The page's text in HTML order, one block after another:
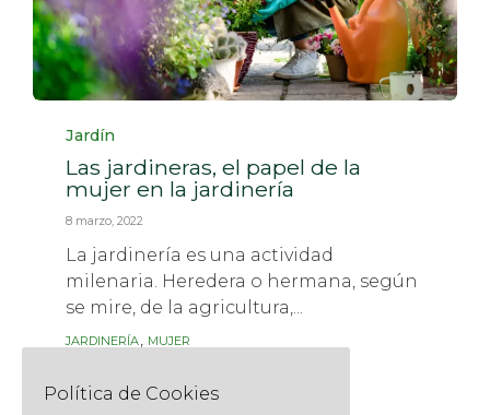
Category
Jardín
Las jardineras, el papel de la
mujer en la jardinería
8 marzo, 2022
La jardinería es una actividad
milenaria. Heredera o hermana, según
se mire, de la agricultura,...
Tags
JARDINERÍA, MUJER
Política de Cookies